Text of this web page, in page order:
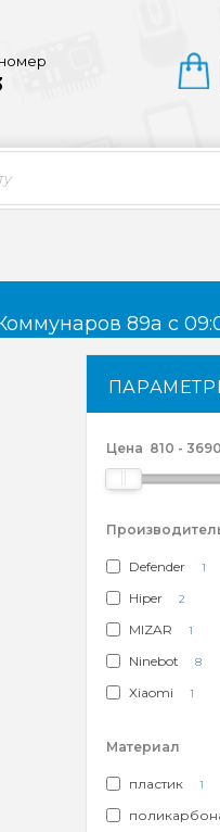
89а с
Цена 810 -
Defender 1
Hiper 2
MIZAR 1
Ninebot 8
Xiaomi 1
Материал
пластик 1